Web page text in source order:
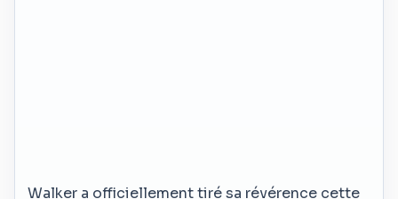
Walker a officiellement tiré sa révérence cette